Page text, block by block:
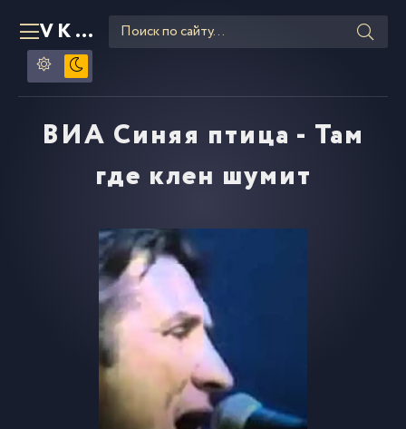
VKLIPE RU
ВИА Синяя птица - Там
где клен шумит